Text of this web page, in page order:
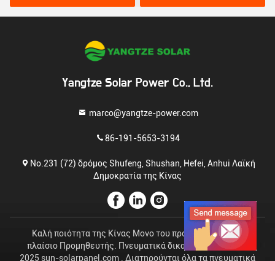
επαναφορτιζόμενο
ιόντων λιθίου 10kwh
Yangtze Solar Power Co., Ltd.
marco@yangtze-power.com
86-191-5653-3194
No.231 (72) δρόμος Shufeng, Shushan, Hefei, Anhui Λαϊκή
Δημοκρατία της Κίνας
Καλή ποιότητα της Κίνας Μονο του προσώπου ηλιακό
πλαίσιο Προμηθευτής. Πνευματικά δικαιώματα © 2023-
2025 sun-solarpanel.com . Διατηρούνται όλα τα πνευματικά